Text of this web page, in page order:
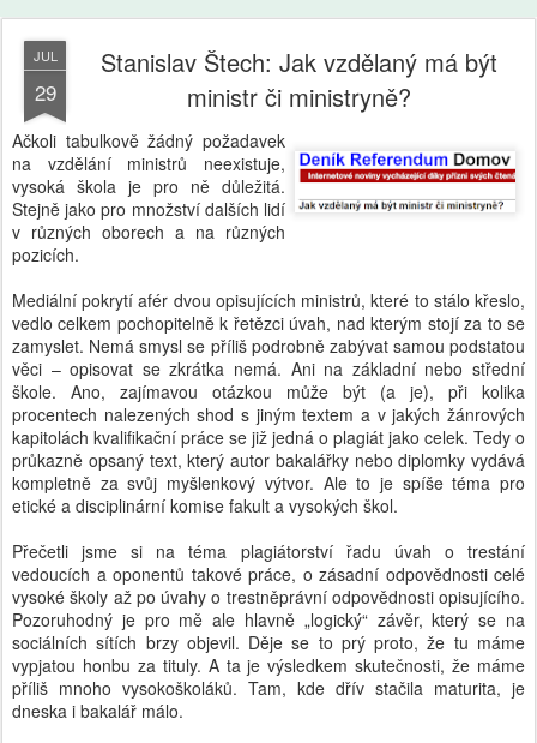
JUL
29
Stanislav Štech: Jak vzdělaný má být
ministr či ministryně?
Ačkoli tabulkově žádný požadavek
na vzdělání ministrů neexistuje,
vysoká škola je pro ně důležitá.
Stejně jako pro množství dalších lidí
v různých oborech a na různých
pozicích.
Mediální pokrytí afér dvou opisujících ministrů, které to stálo křeslo,
vedlo celkem pochopitelně k řetězci úvah, nad kterým stojí za to se
zamyslet. Nemá smysl se příliš podrobně zabývat samou podstatou
věci – opisovat se zkrátka nemá. Ani na základní nebo střední
škole. Ano, zajímavou otázkou může být (a je), při kolika
procentech nalezených shod s jiným textem a v jakých žánrových
kapitolách kvalifikační práce se již jedná o plagiát jako celek. Tedy o
průkazně opsaný text, který autor bakalářky nebo diplomky vydává
kompletně za svůj myšlenkový výtvor. Ale to je spíše téma pro
etické a disciplinární komise fakult a vysokých škol.
Přečetli jsme si na téma plagiátorství řadu úvah o trestání
vedoucích a oponentů takové práce, o zásadní odpovědnosti celé
vysoké školy až po úvahy o trestněprávní odpovědnosti opisujícího.
Pozoruhodný je pro mě ale hlavně „logický“ závěr, který se na
sociálních sítích brzy objevil. Děje se to prý proto, že tu máme
vypjatou honbu za tituly. A ta je výsledkem skutečnosti, že máme
příliš mnoho vysokoškoláků. Tam, kde dřív stačila maturita, je
dneska i bakalář málo.